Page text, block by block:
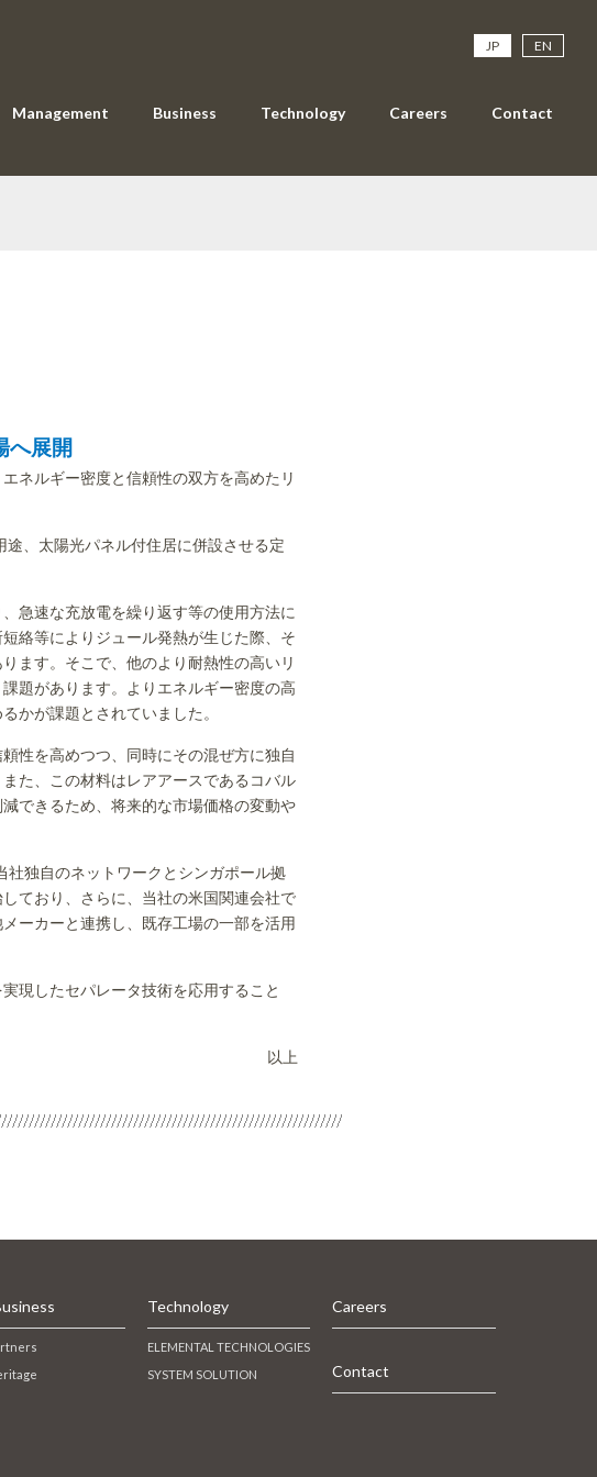
JP EN
Management Business Technology Careers Contact
へ展開
ネルギー密度と信頼性の双方を高めたリ
、太陽光パネル付住居に併設させる定
急速な充放電を繰り返す等の使用方法に
絡等によりジュール発熱が生じた際、そ
ます。そこで、他のより耐熱性の高いリ
題があります。よりエネルギー密度の高
かが課題とされていました。
性を高めつつ、同時にその混ぜ方に独自
た、この材料はレアアースであるコバル
できるため、将来的な市場価格の変動や
独自のネットワークとシンガポール拠
ており、さらに、当社の米国関連会社で
ーカーと連携し、既存工場の一部を活用
現したセパレータ技術を応用すること
以上
Technology
ELEMENTAL TECHNOLOGIES
SYSTEM SOLUTION
Careers
Contact